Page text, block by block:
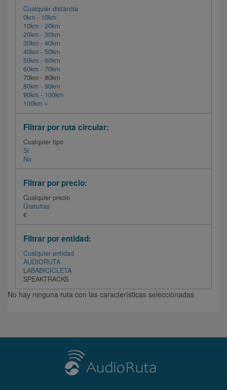
Cualquier distancia
0km - 10km
10km - 20km
20km - 30km
30km - 40km
40km - 50km
50km - 60km
60km - 70km
70km - 80km
80km - 90km
90km - 100km
100km +
Filtrar por ruta circular:
Cualquier tipo
Si
No
Filtrar por precio:
Cualquier precio
Gratuitas
€
Filtrar por entidad:
Cualquier entidad
AUDIORUTA
LABABICICLETA
SPEAKTRACKS
No hay ninguna ruta con las características seleccionadas